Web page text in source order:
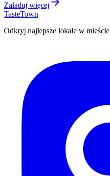
Załaduj więcej
TasteTown
Odkryj najlepsze lokale w mieście